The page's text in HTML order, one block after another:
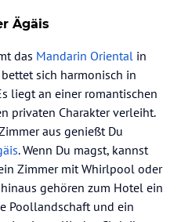
Ägäis
das Mandarin Oriental in
bettet sich harmonisch in
liegt an einer romantischen
privaten Charakter verleiht.
aus genießt Du
. Wenn Du magst, kannst
Zimmer mit Whirlpool oder
gehören zum Hotel ein
Poollandschaft und ein